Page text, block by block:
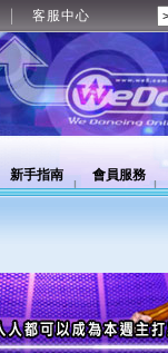
客服中心
新手指南 會員服務